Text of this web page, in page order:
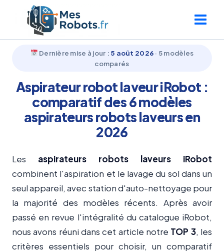
Dernière mise à jour : 5 août 2026 · 5 modèles
comparés
Aspirateur robot laveur iRobot :
comparatif des 6 modèles
aspirateurs robots laveurs en
2026
Les aspirateurs robots laveurs iRobot
combinent l'aspiration et le lavage du sol dans un
seul appareil, avec station d'auto-nettoyage pour
la majorité des modèles récents. Après avoir
passé en revue l'intégralité du catalogue iRobot,
nous avons réuni dans cet article notre TOP 3, les
critères essentiels pour choisir, un comparatif